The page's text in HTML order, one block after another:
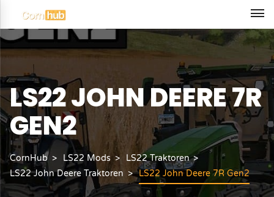
LS22 JOHN DEERE 7R
GEN2
CornHub LS22 Mods
LS22 Traktoren
LS22 John Deere Traktoren
LS22 John Deere 7R Gen2